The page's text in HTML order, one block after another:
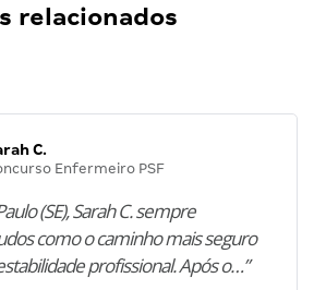
relacionados
C.
Enfermeiro PSF
(SE), Sarah C. sempre
como o caminho mais seguro
profissional. Após o…”